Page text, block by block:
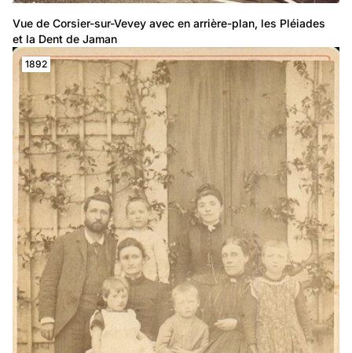
Vue de Corsier-sur-Vevey avec en arrière-plan, les Pléiades
et la Dent de Jaman
1892